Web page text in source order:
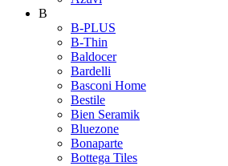
B
B-PLUS
B-Thin
Baldocer
Bardelli
Basconi Home
Bestile
Bien Seramik
Bluezone
Bonaparte
Bottega Tiles